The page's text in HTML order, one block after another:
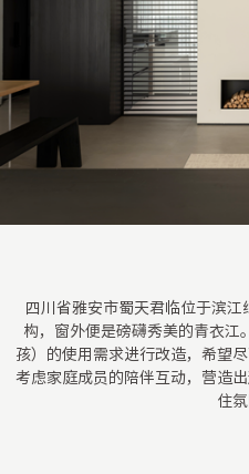
四川省雅安市蜀天君临位于滨
构，窗外便是磅礴秀美的青衣江
孩）的使用需求进行改造，希望
考虑家庭成员的陪伴互动，营造
住氛